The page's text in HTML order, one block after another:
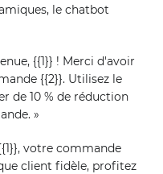
le chatbot
{{1}} ! Merci d'avoir
{{2}}. Utilisez le
de 10 % de réduction
»
votre commande
client fidèle, profitez